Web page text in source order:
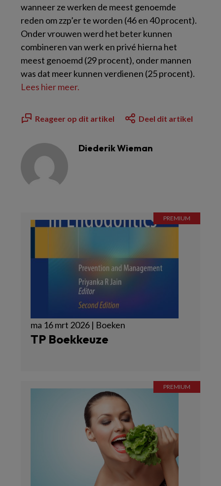
wanneer ze werken de meest genoemde
reden om zzp’er te worden (46 en 40 procent).
Onder vrouwen werd het beter kunnen
combineren van werk en privé hierna het
meest genoemd (29 procent), onder mannen
was dat meer kunnen verdienen (25 procent).
Lees hier meer.
Reageer op dit artikel Deel dit artikel
Diederik Wieman
ma 16 mrt 2026 | Boeken
TP Boekkeuze